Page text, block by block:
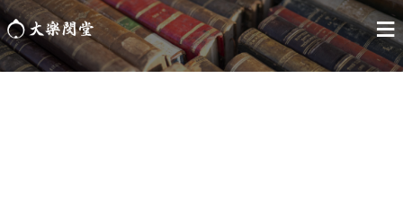
≡
各種勉強会